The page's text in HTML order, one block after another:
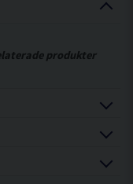
produkter
användas och